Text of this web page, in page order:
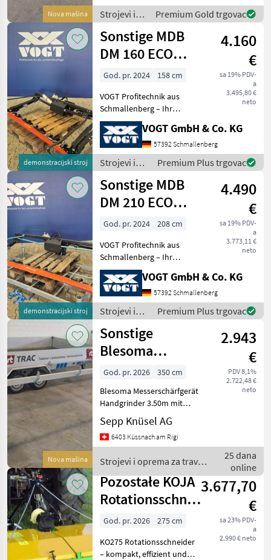
Nova mašina
Doppelmesser ausführlich
vorzustellen und ge
Strojevi i
oprema za
travu i
baliranje /
Sonstige
Premium Gold trgovac
demonstracijski stroj
Sonstige MDB
DM 160 ECO
Doppelmesser-
Mähwerk
4.160
€
sa 19% PDV-
a
3.495,80 €
neto
God. pr. 2024
158 cm
VOGT Profitechnik aus
Schmallenberg – Ihr
führender Anbieter für
professionelle
Landschaftspflegetechnik =
Mehrere VOGT-Standorte +
100 Servicepartner in
Deutsch
VOGT GmbH & Co. KG
57392 Schmallenberg
Strojevi i
oprema za
travu i
baliranje /
Sonstige
Premium Plus trgovac
demonstracijski stroj
Sonstige MDB
DM 210 ECO
Doppelmesser-
Mähwerk
4.490
€
sa 19% PDV-
a
3.773,11 €
neto
God. pr. 2024
208 cm
VOGT Profitechnik aus
Schmallenberg – Ihr
führender Anbieter für
professionelle
Landschaftspflegetechnik =
Mehrere VOGT-Standorte +
100 Servicepartner in
Deutsch
VOGT GmbH & Co. KG
57392 Schmallenberg
Strojevi i
oprema za
travu i
baliranje /
Sonstige
Premium Plus trgovac
Nova mašina
Sonstige
Blesoma
Messerschärfgerät
2.943
€
PDV 8,1%
2.722,48 €
neto
God. pr. 2026
350 cm
Blesoma Messerschärfgerät
Handgrinder 3.50m mit
Fussgestell Strojevi i
oprema za travu i baliranje
Kosilice s dvostrukim
Sepp Knüsel AG
6403 Küssnach am Rigi
Strojevi i oprema za travu i
baliranje / Sonstige
25 dana
online
Pozostałe KOJA
Rotationsschneider
KO275, 2.75m
3.677,70
€
sa 23% PDV-
a
2.990 € neto
God. pr. 2026
275 cm
KO275 Rotationsschneider
– kompakt, effizient und